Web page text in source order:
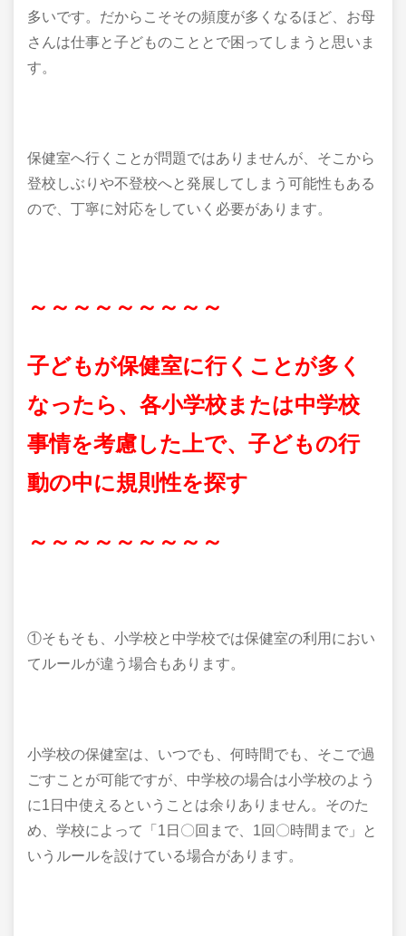
多いです。だからこそその頻度が多くなるほど、お母
さんは仕事と子どものこととで困ってしまうと思いま
す。
保健室へ行くことが問題ではありませんが、そこから
登校しぶりや不登校へと発展してしまう可能性もある
ので、丁寧に対応をしていく必要があります。
～～～～～～～～～
子どもが保健室に行くことが多く
なったら、各小学校または中学校
事情を考慮した上で、子どもの行
動の中に規則性を探す
～～～～～～～～～
①そもそも、小学校と中学校では保健室の利用におい
てルールが違う場合もあります。
小学校の保健室は、いつでも、何時間でも、そこで過
ごすことが可能ですが、中学校の場合は小学校のよう
に1日中使えるということは余りありません。そのた
め、学校によって「1日〇回まで、1回〇時間まで」と
いうルールを設けている場合があります。